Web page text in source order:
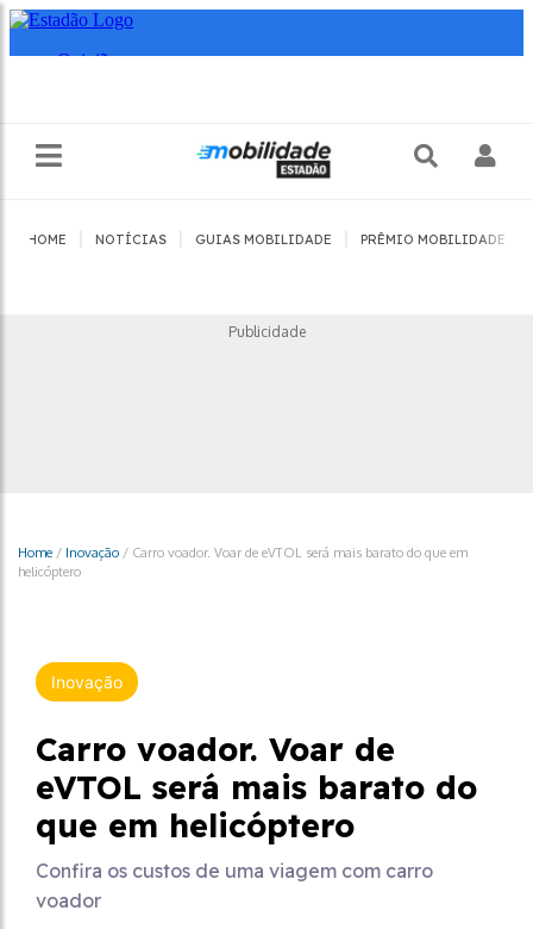
HOME NOTÍCIAS GUIAS MOBILIDADE PRÊMIO MOBILIDADE
Publicidade
Home / Inovação / Carro voador. Voar de eVTOL será mais barato do que em
helicóptero
Inovação
Carro voador. Voar de
eVTOL será mais barato do
que em helicóptero
Confira os custos de uma viagem com carro
voador